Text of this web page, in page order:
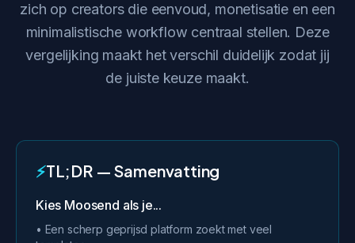
zich op creators die eenvoud, monetisatie en een
minimalistische workflow centraal stellen. Deze
vergelijking maakt het verschil duidelijk zodat jij
de juiste keuze maakt.
⚡TL;DR — Samenvatting
Kies Moosend als je...
• Een scherp geprijsd platform zoekt met veel